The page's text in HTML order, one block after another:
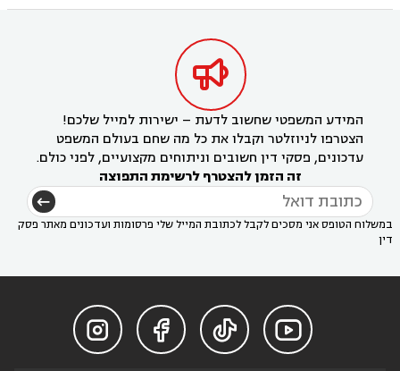

המידע המשפטי שחשוב לדעת – ישירות למייל שלכם!
הצטרפו לניוזלטר וקבלו את כל מה שחם בעולם המשפט
עדכונים, פסקי דין חשובים וניתוחים מקצועיים, לפני כולם.
זה הזמן להצטרף לרשימת התפוצה
במשלוח הטופס אני מסכים לקבל לכתובת המייל שלי פרסומות ועדכונים מאתר פסק
דין



